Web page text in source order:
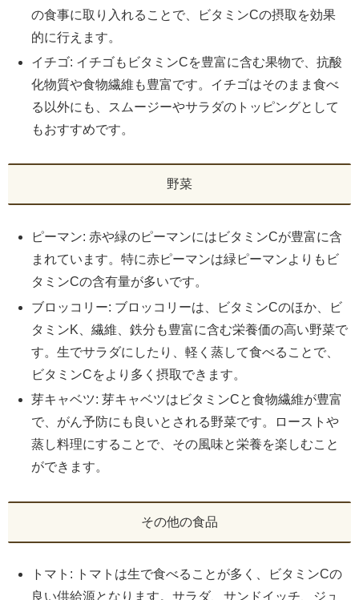
の食事に取り入れることで、ビタミンCの摂取を効果
的に行えます。
イチゴ: イチゴもビタミンCを豊富に含む果物で、抗酸
化物質や食物繊維も豊富です。イチゴはそのまま食べ
る以外にも、スムージーやサラダのトッピングとして
もおすすめです。
野菜
ピーマン: 赤や緑のピーマンにはビタミンCが豊富に含
まれています。特に赤ピーマンは緑ピーマンよりもビ
タミンCの含有量が多いです。
ブロッコリー: ブロッコリーは、ビタミンCのほか、ビ
タミンK、繊維、鉄分も豊富に含む栄養価の高い野菜で
す。生でサラダにしたり、軽く蒸して食べることで、
ビタミンCをより多く摂取できます。
芽キャベツ: 芽キャベツはビタミンCと食物繊維が豊富
で、がん予防にも良いとされる野菜です。ローストや
蒸し料理にすることで、その風味と栄養を楽しむこと
ができます。
その他の食品
トマト: トマトは生で食べることが多く、ビタミンCの
良い供給源となります。サラダ、サンドイッチ、ジュ